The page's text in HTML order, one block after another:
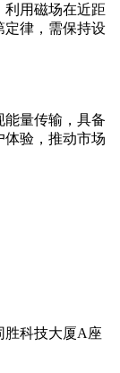
利用磁场在近距
定律，需保持设
能量传输，具备
体验，推动市场
胜科技大厦A座